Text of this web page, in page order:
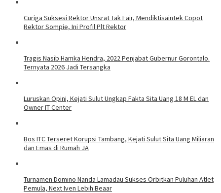
Curiga Suksesi Rektor Unsrat Tak Fair, Mendiktisaintek Copot
Rektor Sompie, Ini Profil Plt Rektor
Tragis Nasib Hamka Hendra, 2022 Penjabat Gubernur Gorontalo.
Ternyata 2026 Jadi Tersangka
Luruskan Opini, Kejati Sulut Ungkap Fakta Sita Uang 18 M EL dan
Owner IT Center
Bos ITC Terseret Korupsi Tambang, Kejati Sulut Sita Uang Miliaran
dan Emas di Rumah JA
Turnamen Domino Nanda Lamadau Sukses Orbitkan Puluhan Atlet
Pemula, Next Iven Lebih Beaar